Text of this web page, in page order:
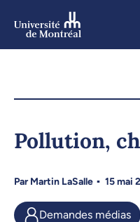
Pollution,
ParMartin LaSalle 15 mai
Demandes médias